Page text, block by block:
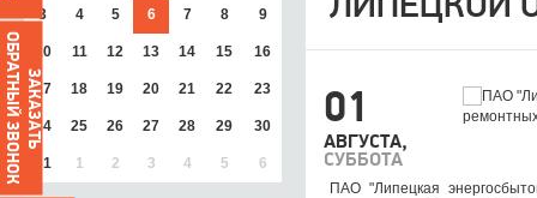
ЛИПЕЦКОЙ
01
АВГУСТА,
СУББОТА
ПАО "Липецкая
3 4 5 6 7 8 9
10 11 12 13 14 15 16
17 18 19 20 21 22 23
24 25 26 27 28 29 30
31 1 2 3 4 5 6
ЗАКАЗАТЬ
ОБРАТНЫЙ ЗВОНОК